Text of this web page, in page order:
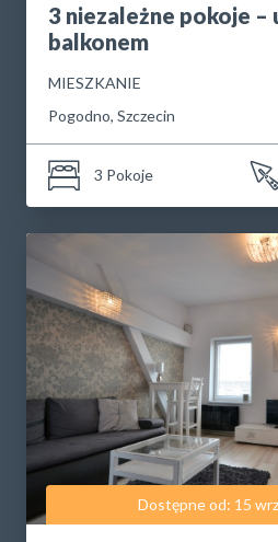
3 niezależne pokoje –
balkonem
MIESZKANIE
Pogodno, Szczecin
3 Pokoje
Dostępne od: 15